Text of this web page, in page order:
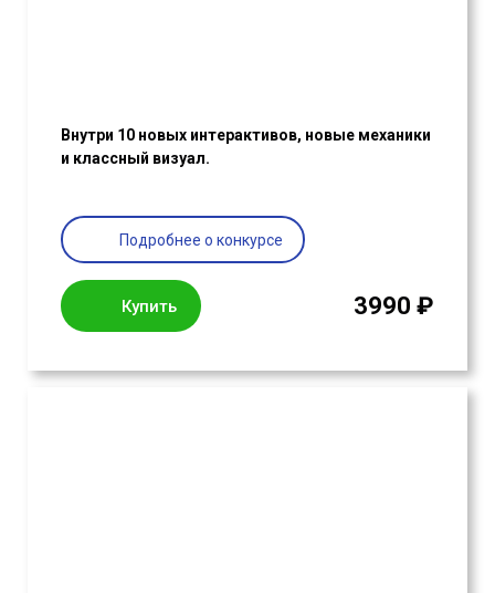
Внутри 10 новых интерактивов, новые механики
и классный визуал.
Подробнее о конкурсе
Купить 3990 ₽